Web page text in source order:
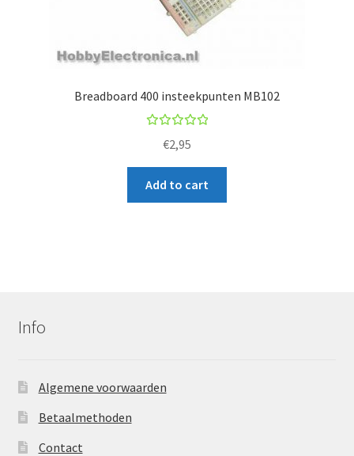
Breadboard 400 insteekpunten MB102
out
€2,95
Add to cart
Info
Algemene voorwaarden
Betaalmethoden
Contact